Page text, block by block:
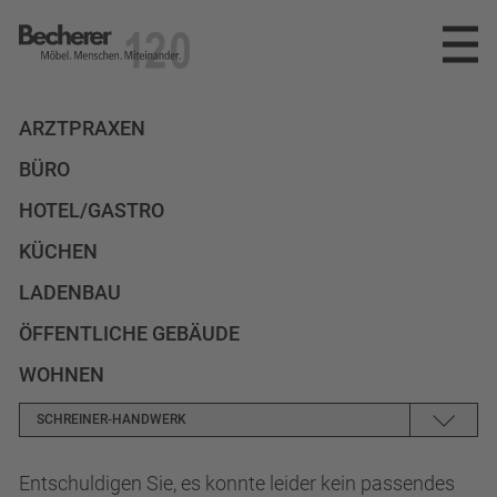
SPEKTRUM
PLANUNG
MÖBELWERKSTÄTTEN
REFERENZEN
DAS TEAM
PARTNER
AUSZEICHNUNGEN
NEWS
KARRIERE
STELLENANGEBOTE
KONTAKT
info@becherer.com
ARZTPRAXEN
BÜRO
HOTEL/GASTRO
KÜCHEN
LADENBAU
ÖFFENTLICHE GEBÄUDE
WOHNEN
SCHREINER-HANDWERK
KEINER
Entschuldigen Sie, es konnte leider kein passendes